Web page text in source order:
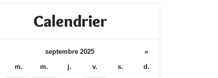
Calendrier
septembre 2025
»
m. m. j. v. s. d.